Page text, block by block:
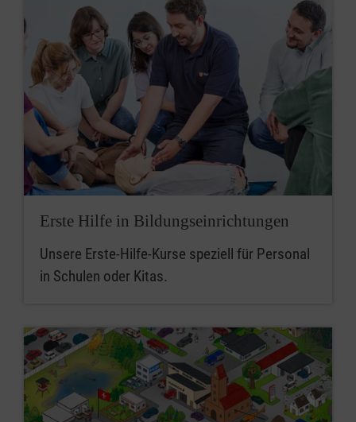
Erste Hilfe in Bildungseinrichtungen
Unsere Erste-Hilfe-Kurse speziell für Personal
in Schulen oder Kitas.